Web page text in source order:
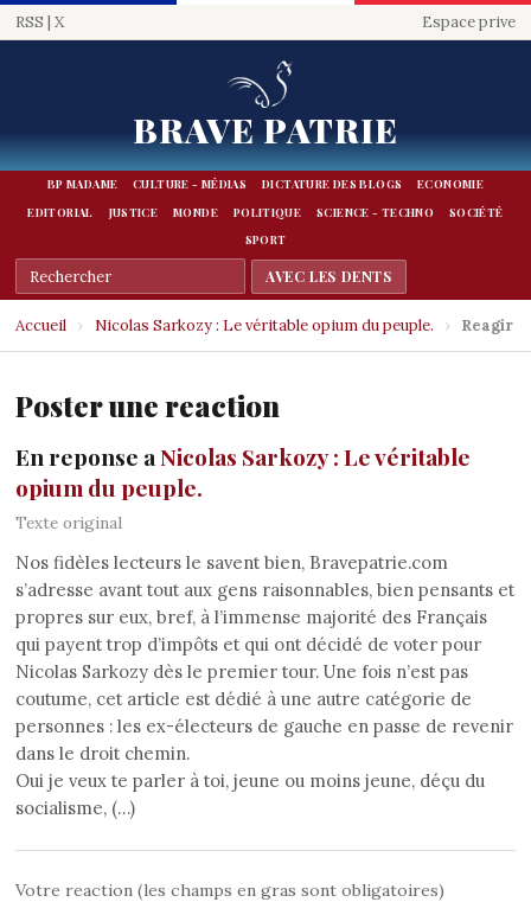
RSS | X Espace prive
BRAVE PATRIE
BP MADAME CULTURE - MÉDIAS DICTATURE DES BLOGS
ECONOMIE
EDITORIAL
JUSTICE MONDE POLITIQUE SCIENCE - TECHNO
SOCIÉTÉ
SPORT
Accueil › Nicolas Sarkozy : Le véritable opium du peuple. › Reagir
Poster une reaction
En reponse aNicolas Sarkozy : Le véritable
opium du peuple.
Texte original
Nos fidèles lecteurs le savent bien, Bravepatrie.com
s’adresse avant tout aux gens raisonnables, bien pensants et
propres sur eux, bref, à l’immense majorité des Français
qui payent trop d’impôts et qui ont décidé de voter pour
Nicolas Sarkozy dès le premier tour. Une fois n’est pas
coutume, cet article est dédié à une autre catégorie de
personnes : les ex-électeurs de gauche en passe de revenir
dans le droit chemin.
Oui je veux te parler à toi, jeune ou moins jeune, déçu du
socialisme, (…)
Votre reaction (les champs en gras sont obligatoires)